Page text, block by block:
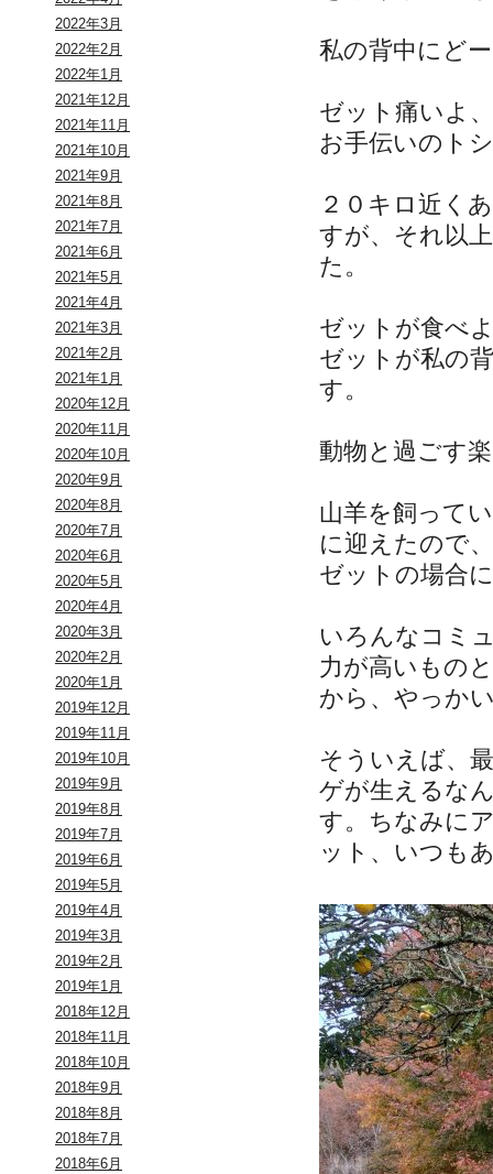
2022年3月
2022年2月
2022年1月
2021年12月
2021年11月
2021年10月
2021年9月
2021年8月
2021年7月
2021年6月
2021年5月
2021年4月
2021年3月
2021年2月
2021年1月
2020年12月
2020年11月
2020年10月
2020年9月
2020年8月
2020年7月
2020年6月
2020年5月
2020年4月
2020年3月
2020年2月
2020年1月
2019年12月
2019年11月
2019年10月
2019年9月
2019年8月
2019年7月
2019年6月
2019年5月
2019年4月
2019年3月
2019年2月
2019年1月
2018年12月
2018年11月
2018年10月
2018年9月
2018年8月
2018年7月
2018年6月
私の背中にど
ゼット痛いよ
お手伝いのト
２０キロ近く
すが、それ以
た。
ゼットが食べ
ゼットが私の
す。
動物と過ごす
山羊を飼って
に迎えたので
ゼットの場合
いろんなコミ
力が高いもの
から、やっか
そういえば、
ゲが生えるな
す。ちなみに
ット、いつも